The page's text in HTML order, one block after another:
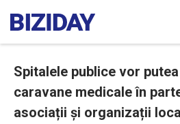
Spitalele publice vor
caravane medicale în
asociații și organizații